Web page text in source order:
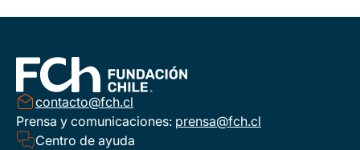
contacto@fch.cl
Prensa y comunicaciones: prensa@fch.cl
Centro de ayuda